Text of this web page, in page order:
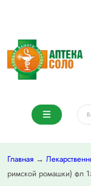
Главная →
римской ромашки) фл